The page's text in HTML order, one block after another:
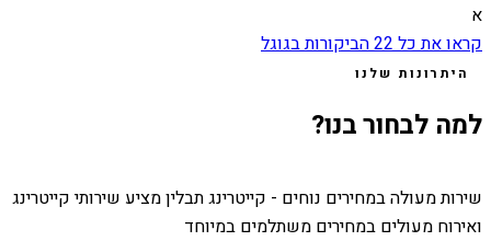
א
קראו את כל22הביקורות בגוגל
היתרונות שלנו
למה לבחור בנו?
שירות מעולה במחירים נוחים - קייטרינג תבלין מציע שירותי קייטרינג
ואירוח מעולים במחירים משתלמים במיוחד